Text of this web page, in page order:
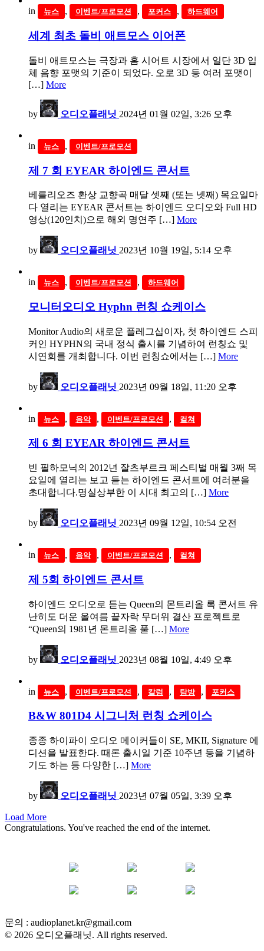
in 뉴스 , 이벤트/프로모션 , 포커스 , 하드웨어
세계 최초 돌비 애트모스 이어폰
돌비 애트모스는 극장과 홈 시어트 시장에서 일단 3D 입
체 음향 포맷의 기준이 되었다. 오로 3D 등 여러 포맷이
[…] More
by 오디오플래닛 2024년 01월 02일, 3:26 오후
in 뉴스 , 이벤트/프로모션
제 7 회 EYEAR 하이엔드 콘서트
베를리오즈 환상 교향곡 매달 셋째 (또는 넷째) 목요일마
다 열리는 EYEAR 콘서트는 하이엔드 오디오와 Full HD
영상(120인치)으로 해외 명연주 […] More
by 오디오플래닛 2023년 10월 19일, 5:14 오후
in 뉴스 , 이벤트/프로모션 , 하드웨어
모니터오디오 Hyphn 런칭 쇼케이스
Monitor Audio의 새로운 플레그십이자, 첫 하이엔드 스피
커인 HYPHN의 국내 정식 출시를 기념하여 런칭쇼 및
시연회를 개최합니다. 이번 런칭쇼에서는 […] More
by 오디오플래닛 2023년 09월 18일, 11:20 오후
in 뉴스 , 음악 , 이벤트/프로모션 , 컬쳐
제 6 회 EYEAR 하이엔드 콘서트
빈 필하모닉의 2012년 잘츠부르크 페스티벌 매월 3째 목
요일에 열리는 보고 듣는 하이엔드 콘서트에 여러분을
초대합니다.명실상부한 이 시대 최고의 […] More
by 오디오플래닛 2023년 09월 12일, 10:54 오전
in 뉴스 , 음악 , 이벤트/프로모션 , 컬쳐
제 5회 하이엔드 콘서트
하이엔드 오디오로 듣는 Queen의 몬트리올 록 콘서트 유
난히도 더운 올여름 끝자락 무더위 결산 프로젝트로
“Queen의 1981년 몬트리올 풀 […] More
by 오디오플래닛 2023년 08월 10일, 4:49 오후
in 뉴스 , 이벤트/프로모션 , 칼럼 , 탐방 , 포커스
B&W 801D4 시그니처 런칭 쇼케이스
종종 하이파이 오디오 메이커들이 SE, MKII, Signature 에
디션을 발표한다. 때론 출시일 기준 10주년 등을 기념하
기도 하는 등 다양한 […] More
by 오디오플래닛 2023년 07월 05일, 3:39 오후
Load More
Congratulations. You've reached the end of the internet.
문의 : audioplanet.kr@gmail.com
© 2026 오디오플래닛. All rights reserved.